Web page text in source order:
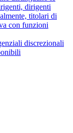
dirigenti
titolari di
con funzioni
discrezionali